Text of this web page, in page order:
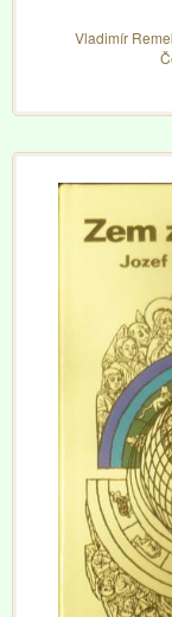
Vladimír